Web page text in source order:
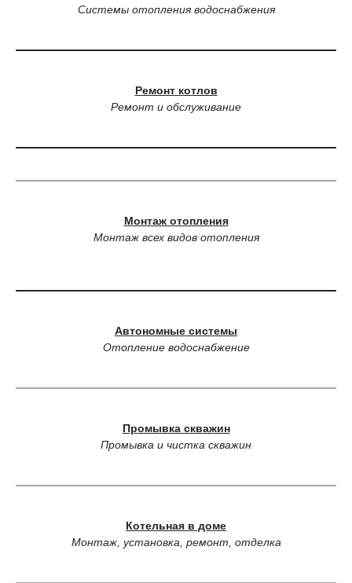
Системы отопления водоснабжения
Ремонт котлов
Ремонт и обслуживание
Монтаж отопления
Монтаж всех видов отопления
Автономные системы
Отопление водоснабжение
Промывка скважин
Промывка и чистка скважин
Котельная в доме
Монтаж, установка, ремонт, отделка